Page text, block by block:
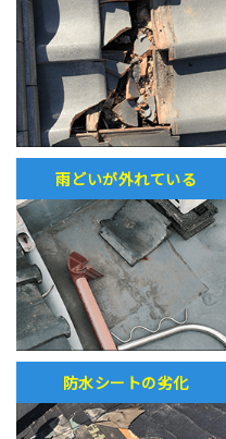
雨どいが外れている
防水シートの劣化